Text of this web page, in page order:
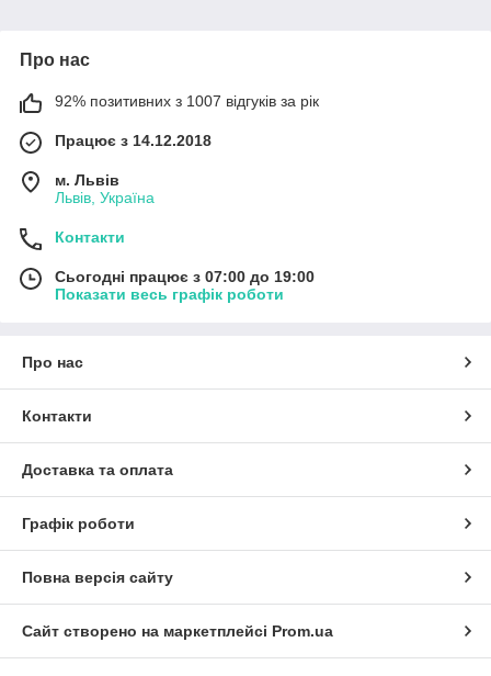
Про нас
92% позитивних з 1007 відгуків за рік
Працює з 14.12.2018
м. Львів
Львів, Україна
Контакти
Сьогодні працює з 07:00 до 19:00
Показати весь графік роботи
Про нас
Контакти
Доставка та оплата
Графік роботи
Повна версія сайту
Сайт створено на маркетплейсі Prom.ua